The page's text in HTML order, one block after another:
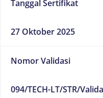
Tanggal Sertifikat
27 Oktober 2025
Nomor Validasi
094/TECH-LT/STR/